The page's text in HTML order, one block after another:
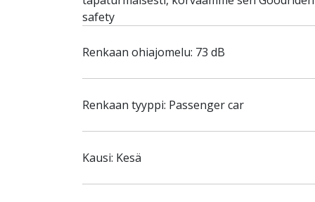
safety
Renkaan ohiajomelu: 73 dB
Renkaan tyyppi: Passenger car
Kausi: Kesä